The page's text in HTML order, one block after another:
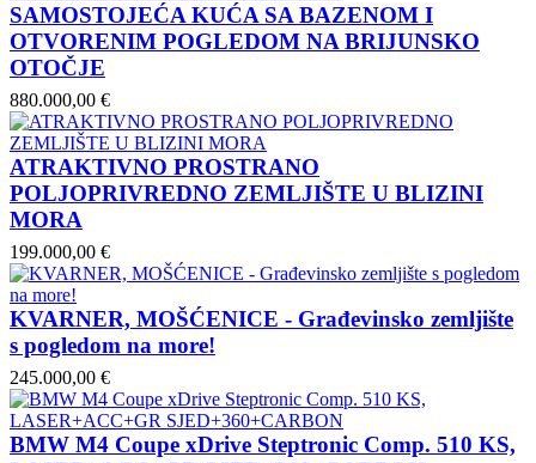
SAMOSTOJEĆA KUĆA SA BAZENOM I
OTVORENIM POGLEDOM NA BRIJUNSKO
OTOČJE
880.000,00 €
ATRAKTIVNO PROSTRANO
POLJOPRIVREDNO ZEMLJIŠTE U BLIZINI
MORA
199.000,00 €
KVARNER, MOŠĆENICE - Građevinsko zemljište
s pogledom na more!
245.000,00 €
BMW M4 Coupe xDrive Steptronic Comp. 510 KS,